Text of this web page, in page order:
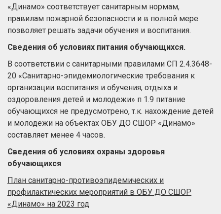
«Динамо» соответствует санитарным нормам,
правилам пожарной безопасности и в полной мере
позволяет решать задачи обучения и воспитания.
Сведения об условиях питания обучающихся.
В соответствии с санитарными правилами СП 2.4.3648-
20 «Санитарно-эпидемиологические требования к
организации воспитания и обучения, отдыха и
оздоровления детей и молодежи» п 1.9 питание
обучающихся не предусмотрено, т.к. нахождение детей
и молодежи на объектах ОБУ ДО СШОР «Динамо»
составляет менее 4 часов.
Сведения об условиях охраны здоровья
обучающихся
План санитарно-противоэпидемических и
профилактических мероприятий в ОБУ ДО СШОР
«Динамо» на 2023 год